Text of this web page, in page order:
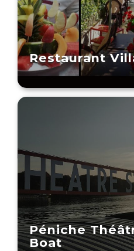
Restaurant
Péniche
Boat